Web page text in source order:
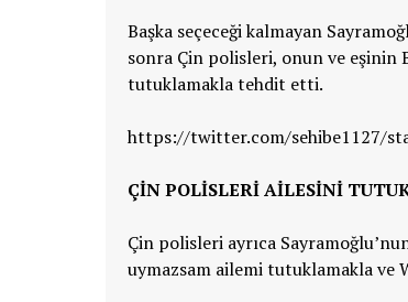
Başka seçeceği kalmayan
sonra Çin polisleri, onun ve eşinin
tutuklamakla tehdit etti.
https://twitter.com/sehibe1127/
ÇİN POLİSLERİ AİLESİNİ
Çin polisleri ayrıca
uymazsam ailemi tutuklamakla ve